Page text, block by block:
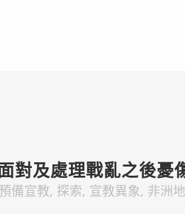
對及處理戰亂之後憂
預備宣教, 探索, 宣教異象, 非洲